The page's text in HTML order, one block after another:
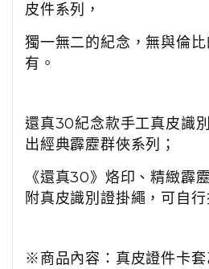
皮件系列，
獨一無二的紀念，無與倫
有。
還真30紀念款手工真皮識
出經典霹靂群俠系列；
《還真30》烙印、精緻霹
附真皮識別證掛繩，可自行
※商品內容：真皮證件卡